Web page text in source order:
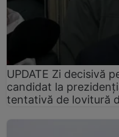
UPDATE Zi decisivă
candidat la
tentativă de lovitură